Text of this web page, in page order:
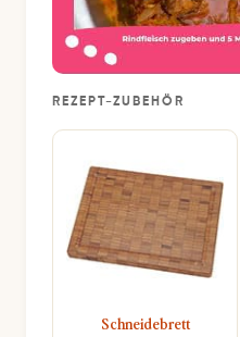
REZEPT-ZUBEHÖR
Schneidebrett